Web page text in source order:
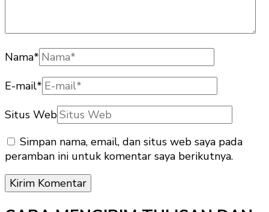
Nama*
E-mail*
Situs Web
Simpan nama, email, dan situs web saya pada
peramban ini untuk komentar saya berikutnya.